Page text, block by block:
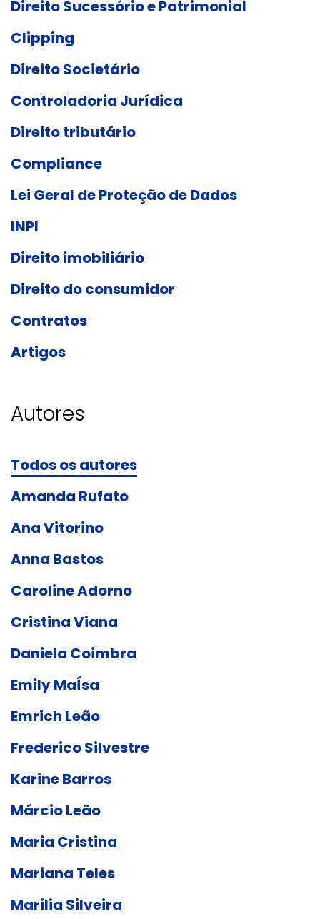
Direito Sucessório e Patrimonial
Clipping
Direito Societário
Controladoria Jurídica
Direito tributário
Compliance
Lei Geral de Proteção de Dados
INPI
Direito imobiliário
Direito do consumidor
Contratos
Artigos
Autores
Todos os autores
Amanda Rufato
Ana Vitorino
Anna Bastos
Caroline Adorno
Cristina Viana
Daniela Coimbra
Emily MaÍsa
Emrich Leão
Frederico Silvestre
Karine Barros
Márcio Leão
Maria Cristina
Mariana Teles
Marilia Silveira